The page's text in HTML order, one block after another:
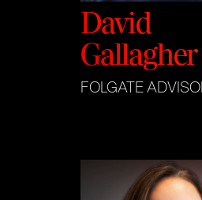
David
Gallagher
FOLGATE